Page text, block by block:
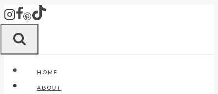
Zum
Inhalt
springen
HOME
ABOUT